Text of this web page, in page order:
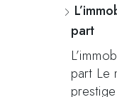
part
part Le